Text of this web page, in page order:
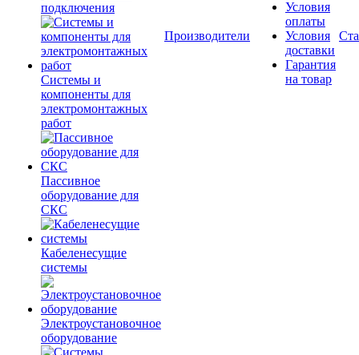
подключения
Системы и
компоненты для
электромонтажных
работ
Пассивное
оборудование для
СКС
Кабеленесущие
системы
Электроустановочное
оборудование
Производители
Условия
оплаты
Условия
доставки
Гарантия
на товар